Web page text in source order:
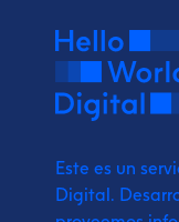
Este es un
Digital.